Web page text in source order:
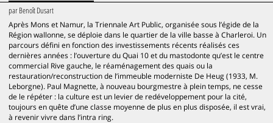
parBenoît Dusart
Après Mons et Namur, la Triennale Art Public, organisée sous l’égide de la
Région wallonne, se déploie dans le quartier de la ville basse à Charleroi. Un
parcours défini en fonction des investissements récents réalisés ces
dernières années : l’ouverture du Quai 10 et du mastodonte qu’est le centre
commercial Rive gauche, le réaménagement des quais ou la
restauration/reconstruction de l’immeuble moderniste De Heug (1933, M.
Leborgne). Paul Magnette, à nouveau bourgmestre à plein temps, ne cesse
de le répéter : la culture est un levier de redéveloppement pour la cité,
toujours en quête d’une classe moyenne de plus en plus disposée, il est vrai,
à revenir vivre dans l’intra ring.